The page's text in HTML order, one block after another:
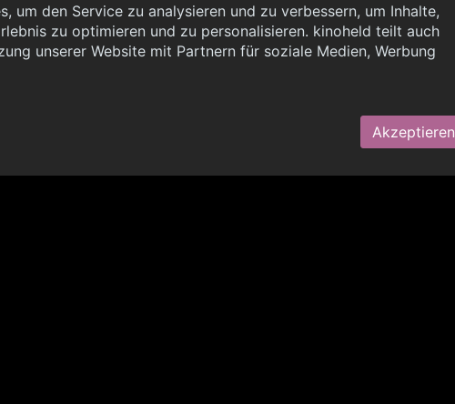
um den Service zu analysieren und zu verbessern, um Inhalte,
zu optimieren und zu personalisieren. kinoheld teilt auch
unserer Website mit Partnern für soziale Medien, Werbung
Akzeptieren
"POST", "url": "//graph.kinoheld.de:/graphql/v1/query?lang=de",